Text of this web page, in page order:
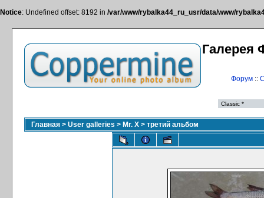
Notice: Undefined offset: 8192 in /var/www/rybalka44_ru_usr/data/www/
Галерея
Форум::
Главная > User galleries > Mr. X > третий альбом